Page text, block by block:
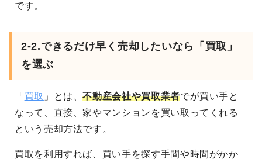
です。
2-2.できるだけ早く売却したいなら「買取」
を選ぶ
「 買取 」とは、不動産会社や買取業者でが買い手と
なって、直接、家やマンションを買い取ってくれる
という売却方法です。
買取を利用すれば、買い手を探す手間や時間がかか